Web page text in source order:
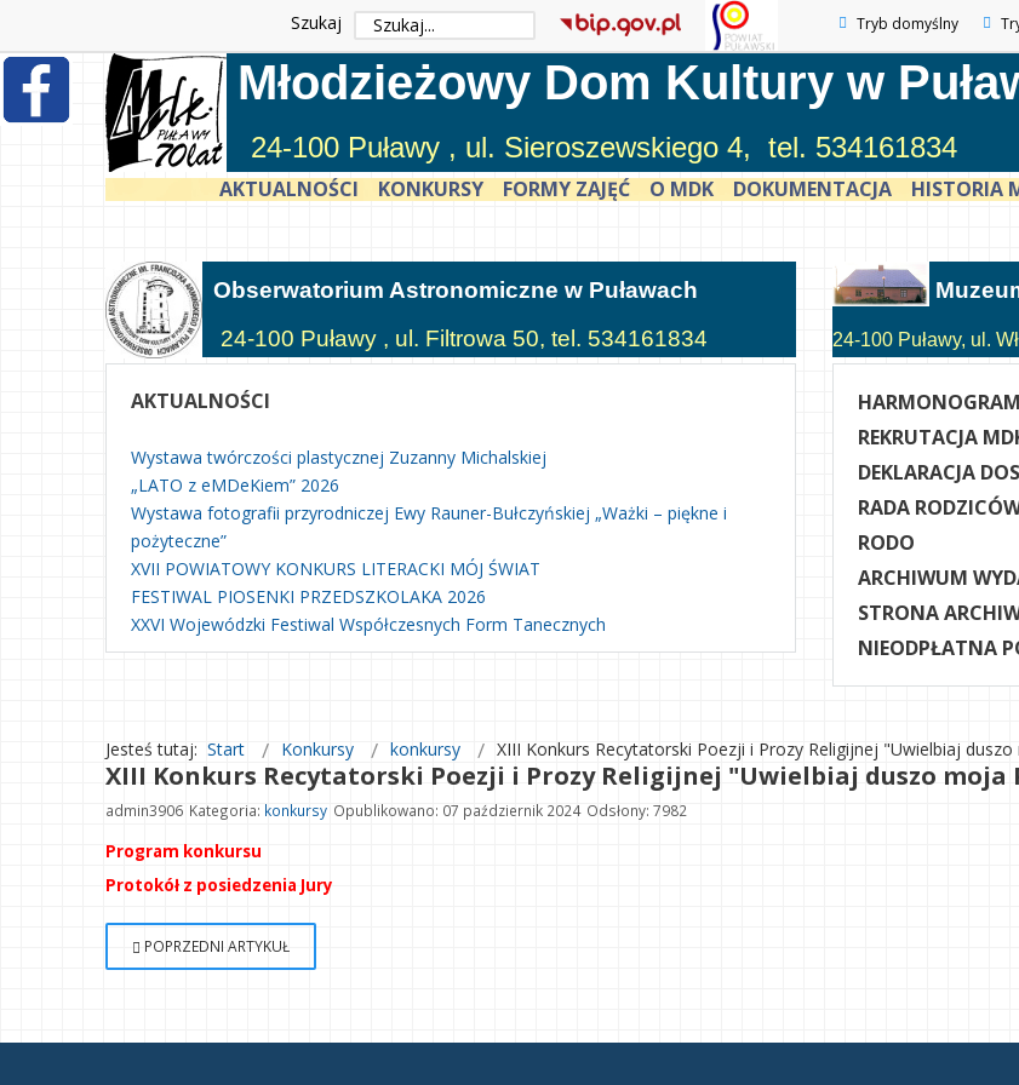
Tryb domyślny
Szukaj
Młodzieżowy Dom Kultury w
24-100 Puławy , ul. Sieroszewskiego 4, tel. 534161834
AKTUALNOŚCI KONKURSY FORMY ZAJĘĆ O MDK DOKUMENTACJA HISTORIA
Obserwatorium Astronomiczne w Puławach
24-100 Puławy , ul. Filtrowa 50, tel. 534161834
AKTUALNOŚCI
Wystawa twórczości plastycznej Zuzanny Michalskiej
„LATO z eMDeKiem” 2026
Wystawa fotografii przyrodniczej Ewy Rauner-Bułczyńskiej „Ważki – piękne i
pożyteczne”
XVII POWIATOWY KONKURS LITERACKI MÓJ ŚWIAT
FESTIWAL PIOSENKI PRZEDSZKOLAKA 2026
XXVI Wojewódzki Festiwal Współczesnych Form Tanecznych
24-100 Puławy, ul.
REKRUTACJA
DEKLARACJA
RADA
RODO
ARCHIWUM
STRONA
NIEODPŁATNA
Jesteś tutaj: Start Konkursy konkursy XIII Konkurs Recytatorski Poezji i Prozy Religijnej "Uwielbiaj
XIII Konkurs Recytatorski Poezji i Prozy Religijnej "Uwielbiaj duszo moja
admin3906 Kategoria: konkursy Opublikowano: 07 październik 2024 Odsłony: 7982
Program konkursu
Protokół z posiedzenia Jury
POPRZEDNI ARTYKUŁ